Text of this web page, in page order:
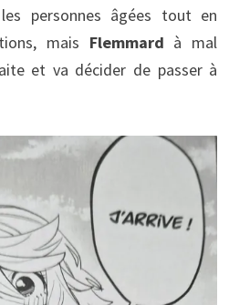
personnes âgées tout en
mais Flemmard à mal
et va décider de passer à